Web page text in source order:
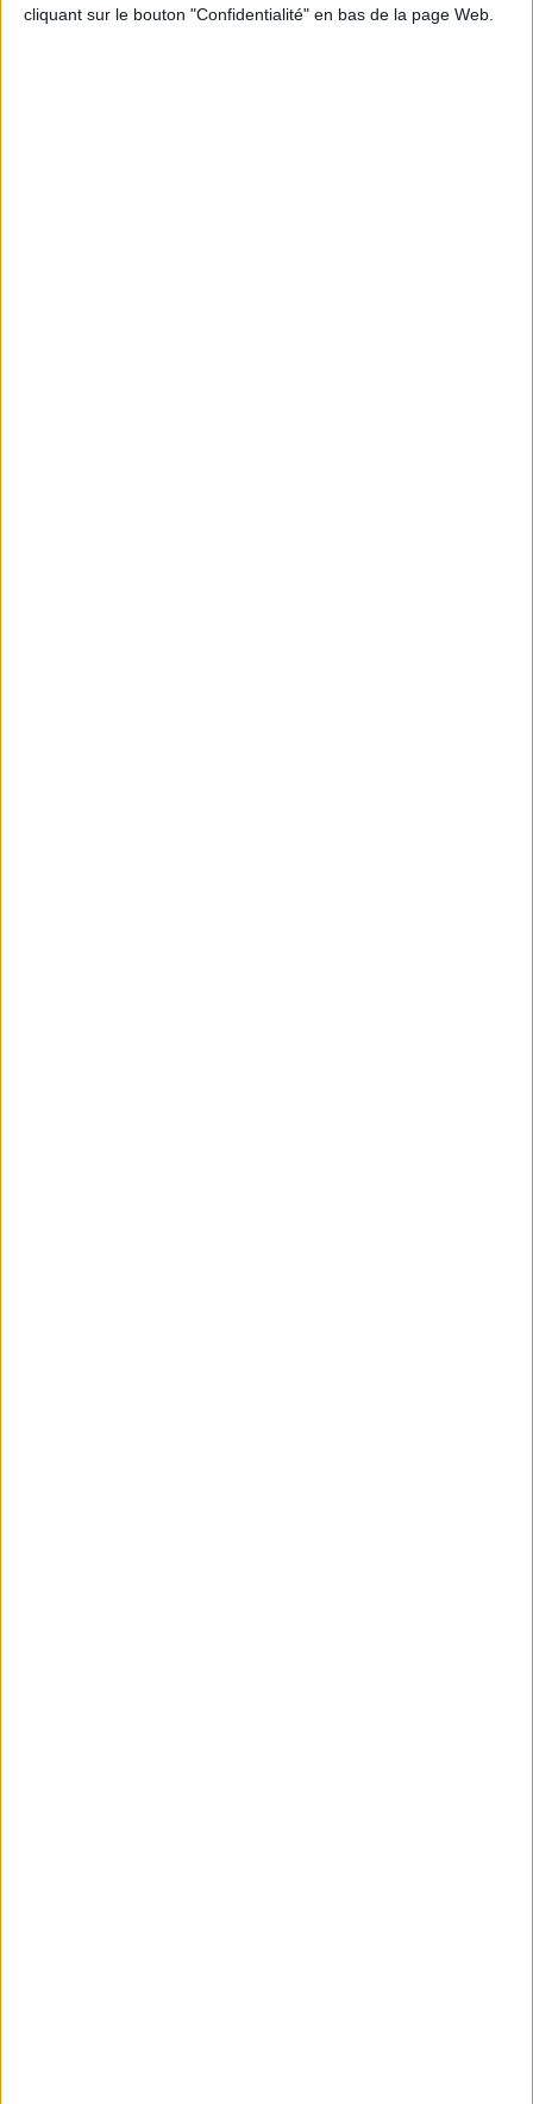
cliquant sur le bouton "Confidentialité" en bas de la page Web.